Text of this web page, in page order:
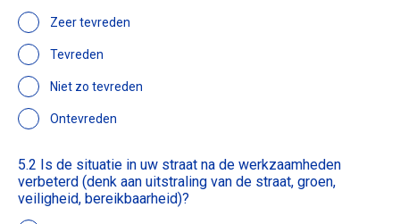
Zeer tevreden
Tevreden
Niet zo tevreden
Ontevreden
5.2 Is de situatie in uw straat na de werkzaamheden
verbeterd (denk aan uitstraling van de straat, groen,
veiligheid, bereikbaarheid)?